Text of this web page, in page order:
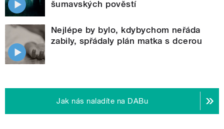
šumavských pověstí
Nejlépe by bylo, kdybychom neřáda
zabily, spřádaly plán matka s dcerou
Jak nás naladíte na DABu